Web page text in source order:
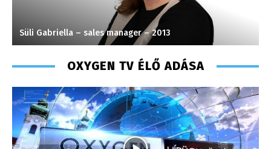
Monoczki Mária – értékesítési vezető – 2014
OXYGEN TV ÉLŐ ADÁSA